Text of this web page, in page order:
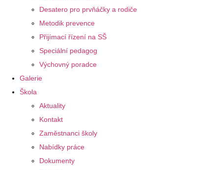
Desatero pro prvňáčky a rodiče
Metodik prevence
Přijímací řízení na SŠ
Speciální pedagog
Výchovný poradce
Galerie
Škola
Aktuality
Kontakt
Zaměstnanci školy
Nabídky práce
Dokumenty